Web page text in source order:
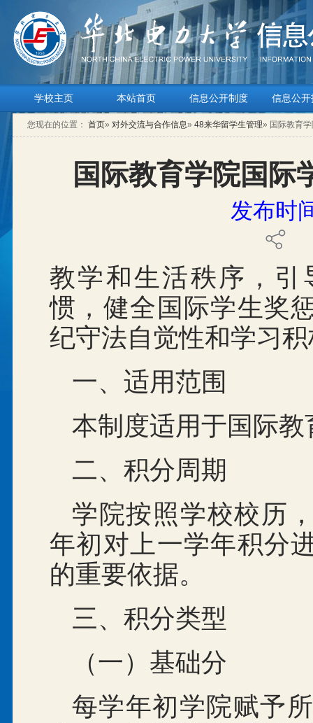
学校主页 本站首页 信息公开制度 信息公开
您现在的位置： 首页» 对外交流与合作信息» 48来华留学生管理» 国际教育
国际教育学院国际
发布时
教学和生活秩序，
惯，健全国际学生奖
纪守法自觉性和学习
一、适用范围
本制度适用于国际
二、积分周期
学院按照学校校历
年初对上一学年积分
的重要依据。
三、积分类型
（一）基础分
每学年初学院赋予